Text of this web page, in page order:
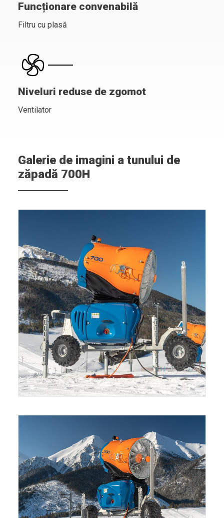
Funcționare convenabilă
Filtru cu plasă
Niveluri reduse de zgomot
Ventilator
Galerie de imagini a tunului de
zăpadă 700H